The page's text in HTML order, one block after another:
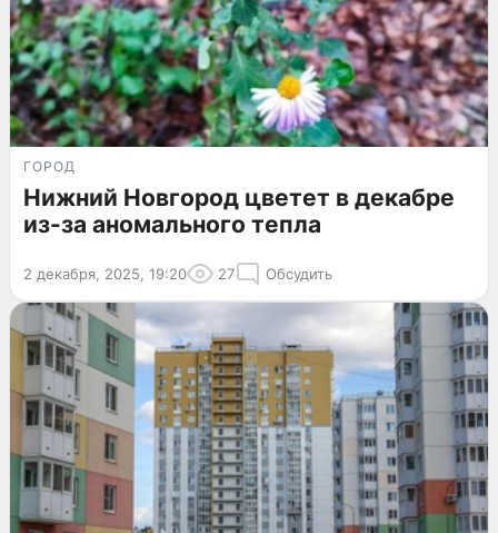
ГОРОД
Нижний Новгород цветет в декабре
из-за аномального тепла
2 декабря, 2025, 19:20 27 Обсудить